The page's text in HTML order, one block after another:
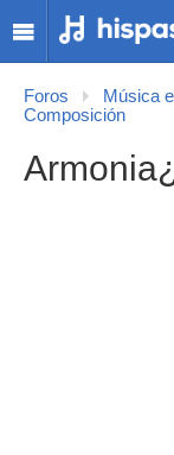
Foros Música
Composición